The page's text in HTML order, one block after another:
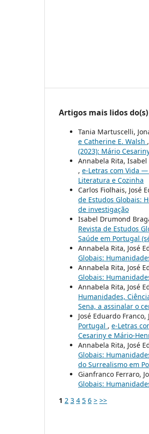
Artigos mais lidos
Tania Martuscelli,
e Catherine E. Walsh ,
(2023): Mário
Annabela Rita, Isabel
, e-Letras com Vida —
Literatura e Cozinha
Carlos Fiolhais, José
de Estudos Globais:
de investigação
Isabel Drumond
Revista de Estudos
Saúde em Portugal
Annabela Rita, José
Globais:
Annabela Rita, José
Globais:
Annabela Rita, José
Humanidades,
Sena, a assinalar o
José Eduardo
Portugal , e-Letras
Cesariny e Mário-
Annabela Rita, José
Globais:
do Surrealismo em
Gianfranco Ferraro,
Globais:
1 2 3 4 5 6 > >>